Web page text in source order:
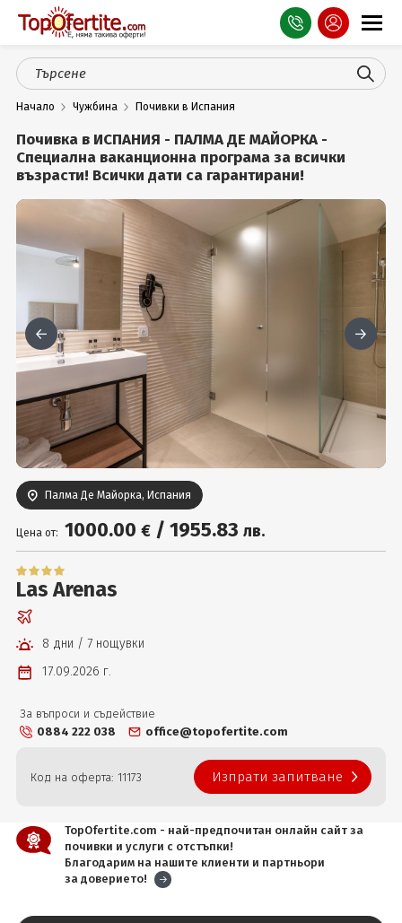
Оферти
СПА
Планина
Празници
Гърция
Услуги
Вход
Начало Чужбина Почивки в Испания
Почивка в ИСПАНИЯ - ПАЛМА ДЕ МАЙОРКА -
Специална ваканционна програма за всички
възрасти! Всички дати са гарантирани!
Палма Де Майорка, Испания
Цена от: 1000.00 € / 1955.83 лв.
Las Arenas
8 дни / 7 нощувки
17.09.2026 г.
За въпроси и съдействие
0884 222 038
office@topofertite.com
Код на оферта: 11173 Изпрати запитване
TopOfertite.com - най-предпочитан онлайн сайт за
почивки и услуги с отстъпки!
Благодарим на нашите клиенти и партньори
за доверието!